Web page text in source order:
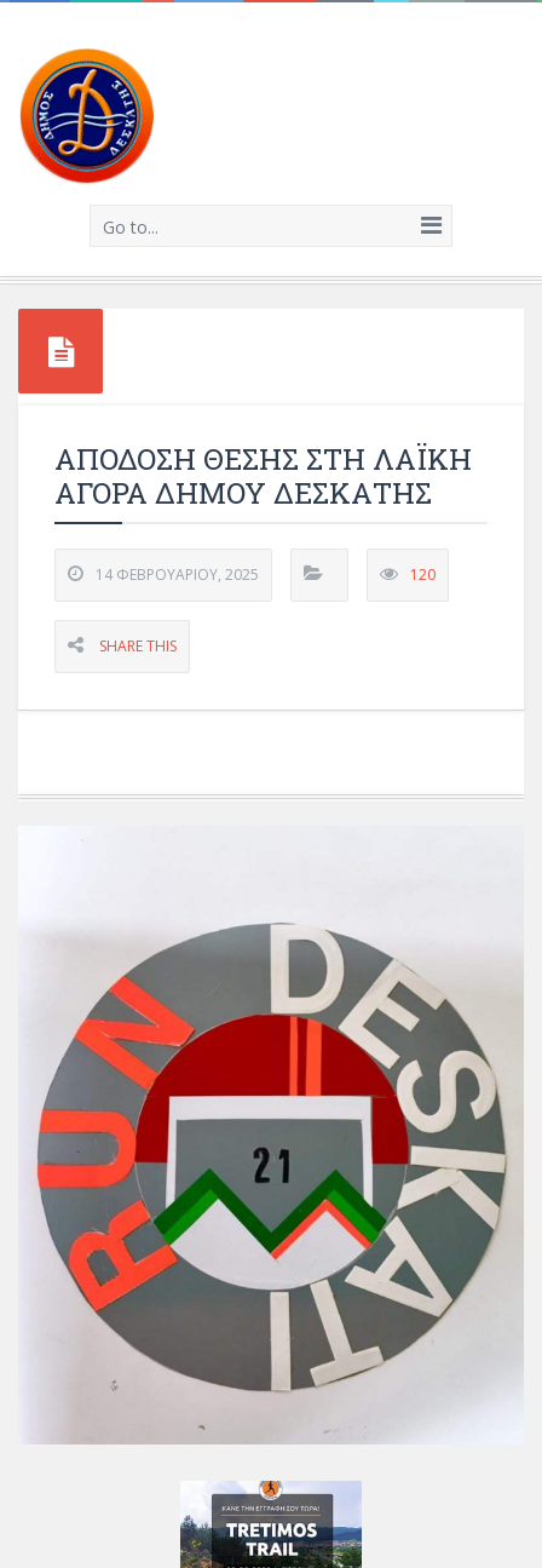
Go to...
ΑΠΟΔΟΣΗ ΘΕΣΗΣ ΣΤΗ ΛΑΪΚΗ
ΑΓΟΡΑ ΔΗΜΟΥ ΔΕΣΚΑΤΗΣ
14 ΦΕΒΡΟΥΑΡΊΟΥ, 2025 120
SHARE THIS